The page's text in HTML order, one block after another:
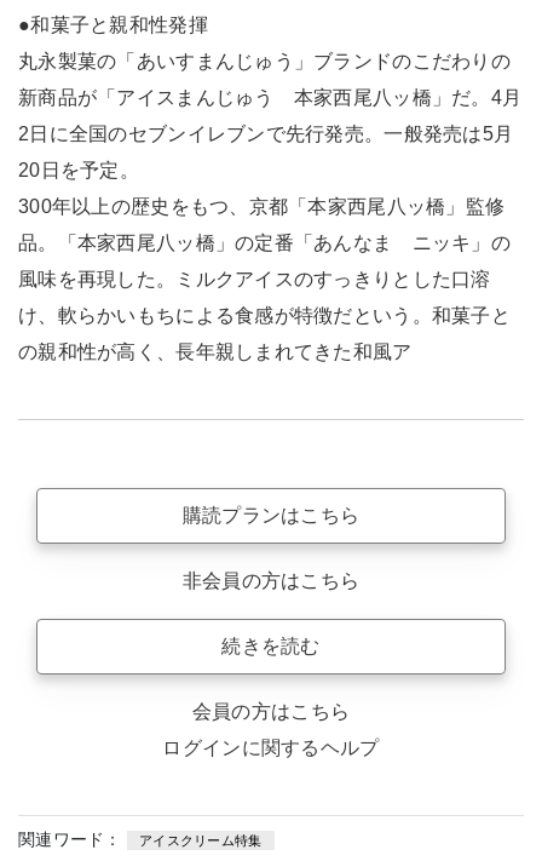
●和菓子と親和性発揮
丸永製菓の「あいすまんじゅう」ブランドのこだわりの
新商品が「アイスまんじゅう 本家西尾八ッ橋」だ。4月
2日に全国のセブンイレブンで先行発売。一般発売は5月
20日を予定。
300年以上の歴史をもつ、京都「本家西尾八ッ橋」監修
品。「本家西尾八ッ橋」の定番「あんなま ニッキ」の
風味を再現した。ミルクアイスのすっきりとした口溶
け、軟らかいもちによる食感が特徴だという。和菓子と
の親和性が高く、長年親しまれてきた和風ア
購読プランはこちら
非会員の方はこちら
続きを読む
会員の方はこちら
ログインに関するヘルプ
関連ワード： アイスクリーム特集